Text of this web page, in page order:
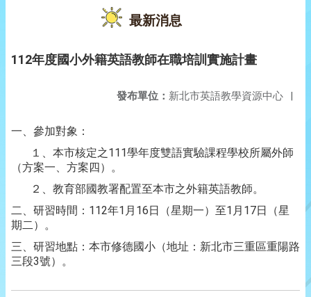
最新消息
112年度國小外籍英語教師在職培訓實施計畫
發布單位： 新北市英語教學資源中心 |
一、參加對象：
１、本市核定之111學年度雙語實驗課程學校所屬外師
（方案一、方案四）。
２、教育部國教署配置至本市之外籍英語教師。
二、研習時間：112年1月16日（星期一）至1月17日（星
期二）。
三、研習地點：本市修德國小（地址：新北市三重區重陽路
三段3號）。